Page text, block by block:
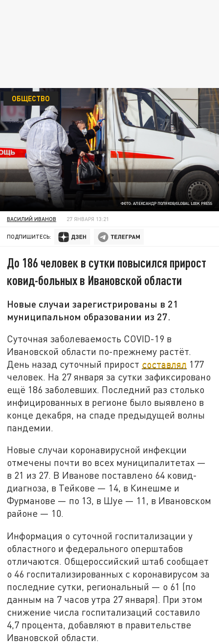
ФОТО: АЛЕКСАНДР ПОЛЯКОВ/GLOBAL LOOK PRESS
ОБЩЕСТВО
ВАСИЛИЙ ИВАНОВ 27 ЯНВАРЯ 13:21
ПОДПИШИТЕСЬ:
До 186 человек в сутки повысился прирост
ковид-больных в Ивановской области
Новые случаи зарегистрированы в 21
муниципальном образовании из 27.
Суточная заболеваемость COVID-19 в
Ивановской области по-прежнему растёт.
День назад суточный прирост составлял 177
человек. На 27 января за сутки зафиксировано
ещё 186 заболевших. Последний раз столько
инфицированных в регионе было выявлено в
конце декабря, на спаде предыдущей волны
пандемии.
Новые случаи коронавирусной инфекции
отмечены почти во всех муниципалитетах —
в 21 из 27. В Иванове поставлено 64 ковид-
диагноза, в Тейкове — 14, в Кинешме и
Фурманове — по 13, в Шуе — 11, в Ивановском
районе — 10.
Информация о суточной госпитализации у
областного и федерального оперштабов
отличаются. Общероссийский штаб сообщает
о 46 госпитализированных с коронавирусом за
последние сутки, региональный — о 61 (по
данным на 7 часов утра 27 января). При этом
снижение числа госпитализаций составило
4,7 процента, добавляют в правительстве
Ивановской области.